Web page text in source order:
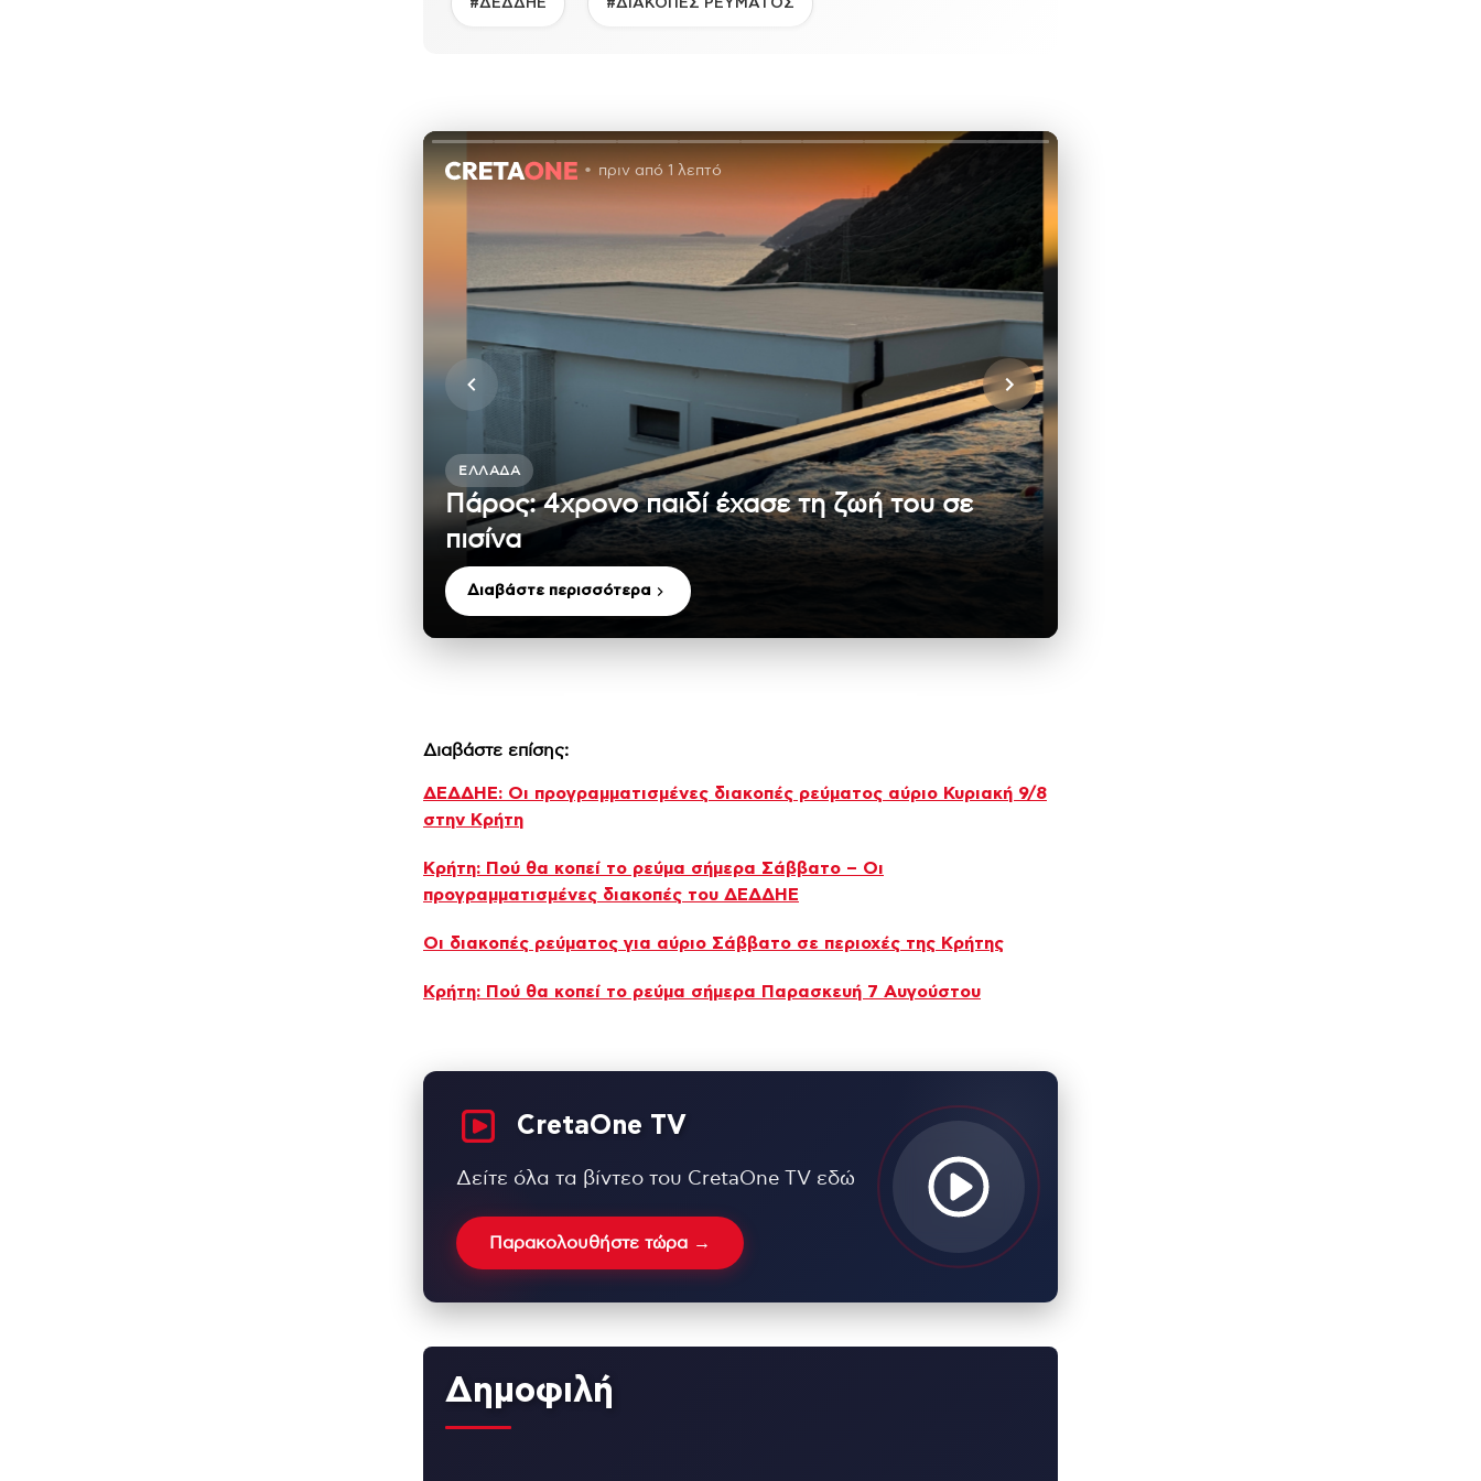
#ΔΕΔΔΗΕ #ΔΙΑΚΟΠΕΣ ΡΕΥΜΑΤΟΣ
πριν από 1 λεπτό
ΕΛΛΆΔΑ
Πάρος: 4χρονο παιδί έχασε τη ζωή του σε
πισίνα
Διαβάστε περισσότερα
Διαβάστε επίσης:
ΔΕΔΔΗΕ: Oι προγραμματισμένες διακοπές ρεύματος αύριο Κυριακή 9/8
στην Κρήτη
Κρήτη: Πού θα κοπεί το ρεύμα σήμερα Σάββατο – Οι
προγραμματισμένες διακοπές του ΔΕΔΔΗΕ
Οι διακοπές ρεύματος για αύριο Σάββατο σε περιοχές της Κρήτης
Κρήτη: Πού θα κοπεί το ρεύμα σήμερα Παρασκευή 7 Αυγούστου
CretaOne TV
Δείτε όλα τα βίντεο του CretaOne TV εδώ
Παρακολουθήστε τώρα →
Δημοφιλή